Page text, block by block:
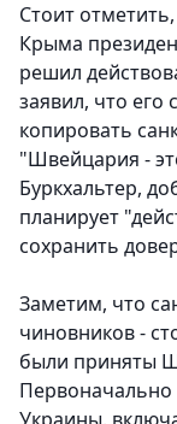
Стоит
Крыма
решил
заявил, что его
копировать
"Швейцария -
Буркхальтер,
планирует
сохранить
Заметим, что
чиновников -
были приняты
Первоначально